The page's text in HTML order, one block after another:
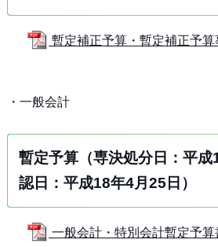
暫定補正予算・暫定補正予
・一般会計
暫定予算（専決処分日：平
認日：平成18年4月25日）
一般会計・特別会計暫定予